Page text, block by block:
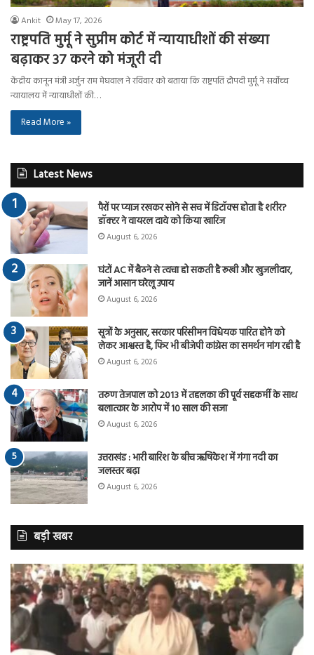
Ankit May 17, 2026
राष्ट्रपति मुर्मू ने सुप्रीम कोर्ट में न्यायाधीशों की संख्या
बढ़ाकर 37 करने को मंजूरी दी
केंद्रीय कानून मंत्री अर्जुन राम मेघवाल ने रविवार को बताया कि राष्ट्रपति द्रौपदी मुर्मू ने सर्वोच्च
न्यायालय में न्यायाधीशों की…
Read More »
Latest News
पैरों पर प्याज रखकर सोने से सच में डिटॉक्स होता है शरीर?
डॉक्टर ने वायरल दावे को किया खारिज
August 6, 2026
घंटों AC में बैठने से त्वचा हो सकती है रूखी और खुजलीदार,
जानें आसान घरेलू उपाय
August 6, 2026
सूत्रों के अनुसार, सरकार परिसीमन विधेयक पारित होने को
लेकर आश्वस्त है, फिर भी बीजेपी कांग्रेस का समर्थन मांग रही है
August 6, 2026
तरुण तेजपाल को 2013 में तहलका की पूर्व सहकर्मी के साथ
बलात्कार के आरोप में 10 साल की सजा
August 6, 2026
उत्तराखंड : भारी बारिश के बीच ऋषिकेश में गंगा नदी का
जलस्तर बढ़ा
August 6, 2026
बड़ी खबर